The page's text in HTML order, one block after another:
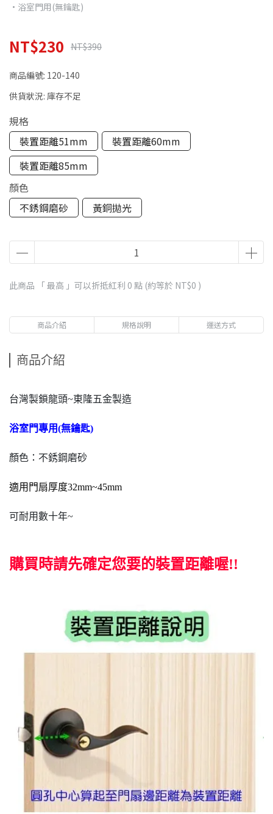
•浴室門用(無鑰匙)
NT$230 NT$390
商品編號: 120-140
供貨狀況: 庫存不足
規格
裝置距離51mm
裝置距離60mm
裝置距離85mm
顏色
不銹鋼磨砂
黃銅拋光
此商品 「 最高 」可以折抵紅利 0 點 (約等於 NT$0 )
商品介紹 規格說明 運送方式
商品介紹
台灣製鎖龍頭~東隆五金製造
浴室門專用(無鑰匙)
顏色：不銹鋼磨砂
適用門扇厚度32mm~45mm
可耐用數十年~
購買時請先確定您要的裝置距離喔!!